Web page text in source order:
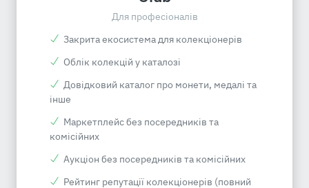
Для професіоналів
Закрита екосистема для колекціонерів
Облік колекцій у каталозі
Довідковий каталог про монети, медалі та
інше
Маркетплейс без посередників та
комісійних
Аукціон без посередників та комісійних
Рейтинг репутації колекціонерів (повний